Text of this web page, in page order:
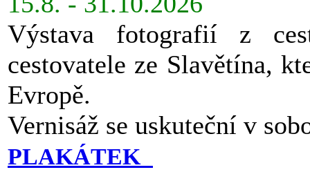
Výstava fotografií z
cestovatele ze Slavětína,
Evropě.
Vernisáž se uskuteční v
PLAKÁTEK